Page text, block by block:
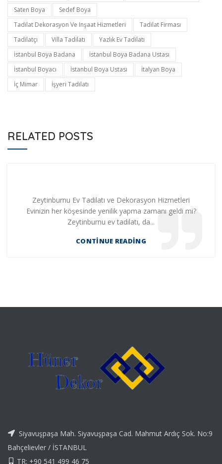
Saten Boya
Sedef Boya
Tadilat Dekorasyon Ve Inşaat Hizmetleri
Tadilat Firması
Tadilatçı
Villa Tadilatı
Yazlık Ev Tadilatı
İstanbul Boya Badana
İstanbul Boya Badana Ustası
İstanbul Boyacı
İstanbul Boya Ustası
İtalyan Boya
İç Mimar
İşyeri Tadilatı
RELATED POSTS
Zeytinburnu Ev Tadilatı ve Dekorasyon Hizmetleri
Evinizin her köşesinde yenilik yapma zamanı geldi mi?
Zeytinburnu ev tadilatı, da...
CONTINUE READING
Siyavuşpaşa Mah. Siyavuşpaşa Cad. Mahmut Ardıç Sok. No:9
Bahçelievler / İSTANBUL
TR: +90 541 499 46 75